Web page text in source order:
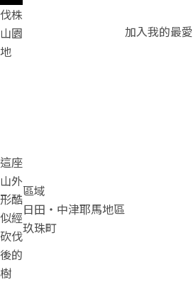
伐株
山園
地
加入我的最愛
這座
山外
形酷
似經
砍伐
後的
樹
區域
日田・中津耶馬地區
玖珠町